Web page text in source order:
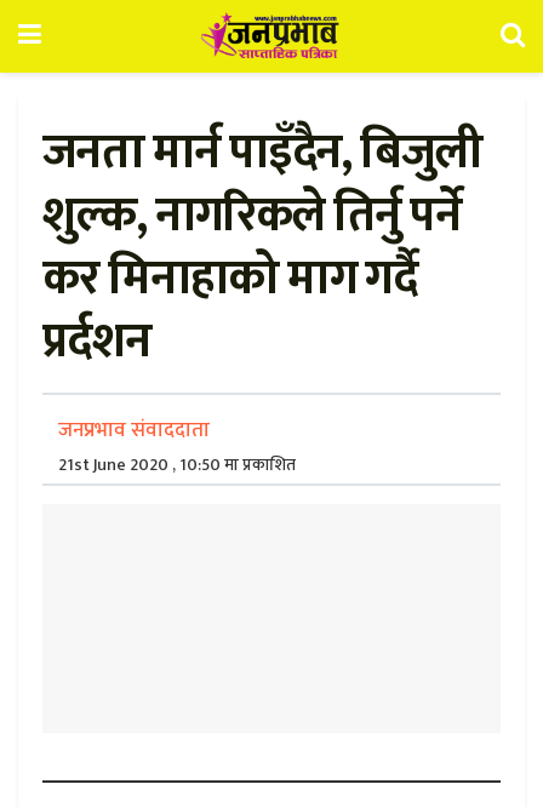
जनता मार्न पाइँदैन, बिजुली
शुल्क, नागरिकले तिर्नु पर्ने
कर मिनाहाको माग गर्दै
प्रर्दशन
जनप्रभाव संवाददाता
21st June 2020 , 10:50 मा प्रकाशित